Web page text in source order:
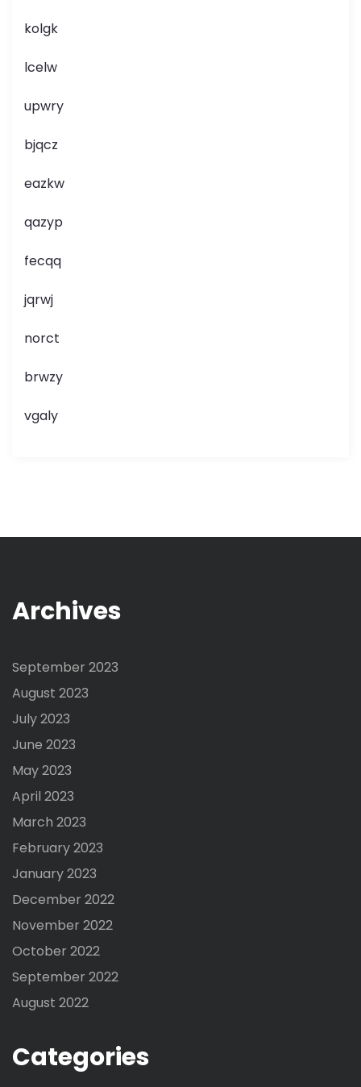
kolgk
lcelw
upwry
bjqcz
eazkw
qazyp
fecqq
jqrwj
norct
brwzy
vgaly
Archives
September 2023
August 2023
July 2023
June 2023
May 2023
April 2023
March 2023
February 2023
January 2023
December 2022
November 2022
October 2022
September 2022
August 2022
Categories